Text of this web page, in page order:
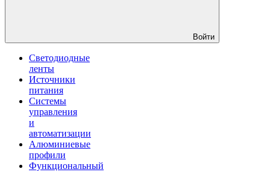
Войти
Светодиодные
ленты
Источники
питания
Системы
управления
и
автоматизации
Алюминиевые
профили
Функциональный